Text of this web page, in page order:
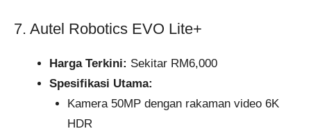
7. Autel Robotics EVO Lite+
Harga Terkini: Sekitar RM6,000
Spesifikasi Utama:
Kamera 50MP dengan rakaman video 6K
HDR